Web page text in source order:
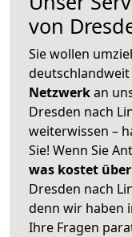
von
Sie wollen
Netzwerkan
Dresden nach
weiterwissen –
Sie! Wenn Sie
was kostet
Dresden nach
denn wir haben
Ihre Fragen